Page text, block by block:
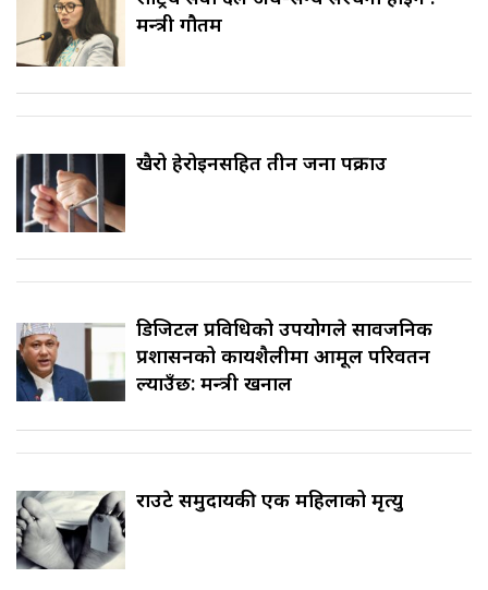
मन्त्री गौतम
खैरो हेरोइनसहित तीन जना पक्राउ
डिजिटल प्रविधिको उपयोगले सार्वजनिक
प्रशासनको कार्यशैलीमा आमूल परिवर्तन
ल्याउँछ: मन्त्री खनाल
राउटे समुदायकी एक महिलाको मृत्यु